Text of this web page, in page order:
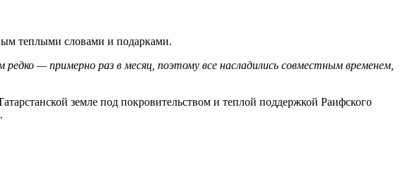
теплыми словами и подарками.
— примерно раз в месяц, поэтому все насладились совместным временем,
земле под покровительством и теплой поддержкой Раифского